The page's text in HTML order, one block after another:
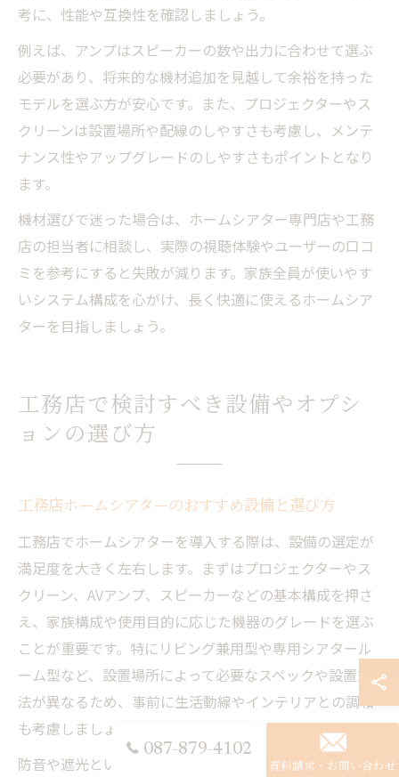
考に、性能や互換性を確認しましょう。
例えば、アンプはスピーカーの数や出力に合わせて選ぶ
必要があり、将来的な機材追加を見越して余裕を持った
モデルを選ぶ方が安心です。また、プロジェクターやス
クリーンは設置場所や配線のしやすさも考慮し、メンテ
ナンス性やアップグレードのしやすさもポイントとなり
ます。
機材選びで迷った場合は、ホームシアター専門店や工務
店の担当者に相談し、実際の視聴体験やユーザーの口コ
ミを参考にすると失敗が減ります。家族全員が使いやす
いシステム構成を心がけ、長く快適に使えるホームシア
ターを目指しましょう。
工務店で検討すべき設備やオプシ
ョンの選び方
工務店ホームシアターのおすすめ設備と選び方
工務店でホームシアターを導入する際は、設備の選定が
満足度を大きく左右します。まずはプロジェクターやス
クリーン、AVアンプ、スピーカーなどの基本構成を押さ
え、家族構成や使用目的に応じた機器のグレードを選ぶ
ことが重要です。特にリビング兼用型や専用シアタール
ーム型など、設置場所によって必要なスペックや設置方
法が異なるため、事前に生活動線やインテリアとの調和
も考慮しましょう。
防音や遮光といった快適性を高める工夫も重要なポイン
087-879-4102
資料請求・お問い合わせ